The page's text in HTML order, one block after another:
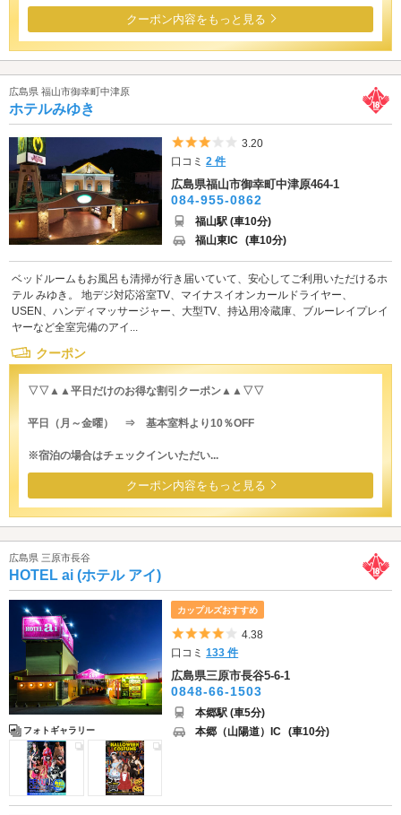
クーポン内容をもっと見る
広島県 福山市御幸町中津原
ホテルみゆき
5つ星のうち3
3.20
口コミ2 件
広島県福山市御幸町中津原464-1
084-955-0862
福山駅 (車10分)
福山東IC (車10分)
ベッドルームもお風呂も清掃が行き届いていて、安心してご利用いただけるホ
テル みゆき。 地デジ対応浴室TV、マイナスイオンカールドライヤー、
USEN、ハンディマッサージャー、大型TV、持込用冷蔵庫、ブルーレイプレイ
ヤーなど全室完備のアイ...
クーポン
▽▽▲▲平日だけのお得な割引クーポン▲▲▽▽
平日（月～金曜） ⇒ 基本室料より10％OFF
※宿泊の場合はチェックインいただい...
クーポン内容をもっと見る
広島県 三原市長谷
HOTEL ai (ホテル アイ)
フォトギャラリー
カップルズおすすめ
5つ星のうち4
4.38
口コミ133 件
広島県三原市長谷5-6-1
0848-66-1503
本郷駅 (車5分)
本郷（山陽道）IC (車10分)